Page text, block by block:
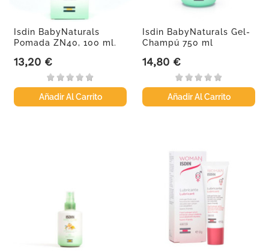
Isdin BabyNaturals
Pomada ZN40, 100 ml.
Precio
13,20 €
Añadir Al Carrito
Isdin BabyNaturals Gel-
Champú 750 ml
Precio
14,80 €
Añadir Al Carrito